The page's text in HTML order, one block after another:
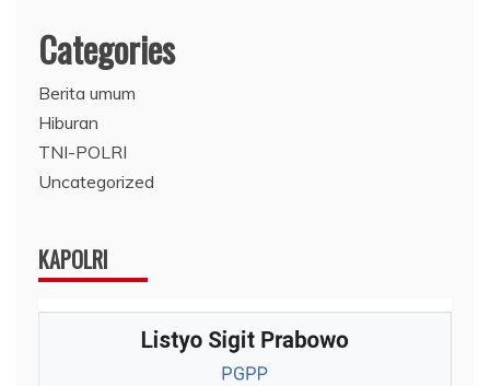
Categories
Berita umum
Hiburan
TNI-POLRI
Uncategorized
KAPOLRI